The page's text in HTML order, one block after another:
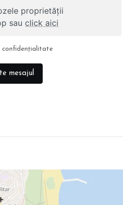
proprietății
sauclick aici
confidențialitate
mesajul